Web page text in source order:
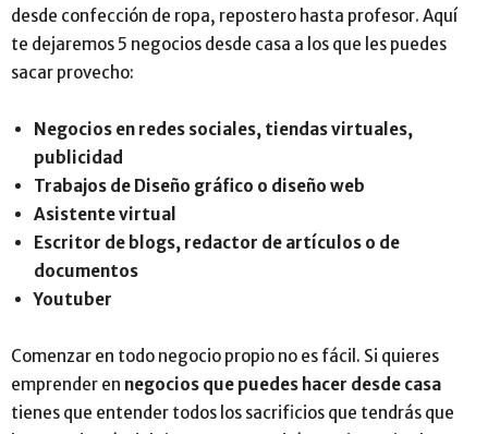
desde confección de ropa, repostero hasta profesor. Aquí
te dejaremos 5 negocios desde casa a los que les puedes
sacar provecho:
Negocios en redes sociales, tiendas virtuales,
publicidad
Trabajos de Diseño gráfico o diseño web
Asistente virtual
Escritor de blogs, redactor de artículos o de
documentos
Youtuber
Comenzar en todo negocio propio no es fácil. Si quieres
emprender en negocios que puedes hacer desde casa
tienes que entender todos los sacrificios que tendrás que